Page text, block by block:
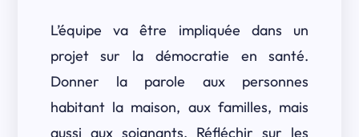
L’équipe va être impliquée dans un
projet sur la démocratie en santé.
Donner la parole aux personnes
habitant la maison, aux familles, mais
aussi aux soignants. Réfléchir sur les